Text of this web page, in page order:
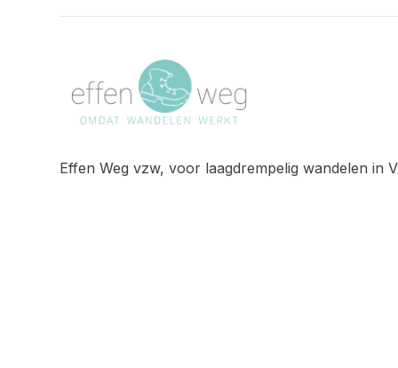
Effen Weg vzw, voor laagdrempelig wandelen in